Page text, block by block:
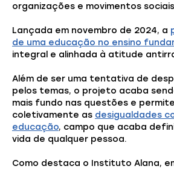
organizações e movimentos
Lançada em novembro de 2024, a
de uma educação no ensino
integral e alinhada à atitude
Além de ser uma tentativa de
pelos temas, o projeto acaba
mais fundo nas questões e
coletivamente as desigualdades
educação, campo que acaba
vida de qualquer pessoa.
Como destaca o Instituto Alana,